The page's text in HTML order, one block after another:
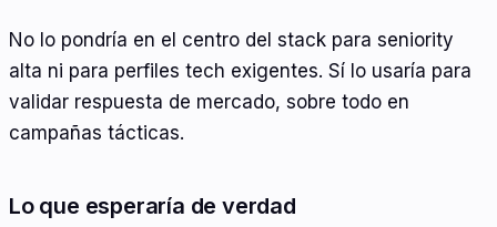
No lo pondría en el centro del stack para seniority
alta ni para perfiles tech exigentes. Sí lo usaría para
validar respuesta de mercado, sobre todo en
campañas tácticas.
Lo que esperaría de verdad